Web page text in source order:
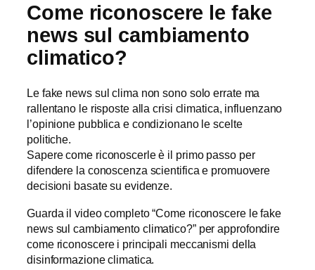
Come riconoscere le fake
news sul cambiamento
climatico?
Le fake news sul clima non sono solo errate ma
rallentano le risposte alla crisi climatica, influenzano
l’opinione pubblica e condizionano le scelte
politiche.
Sapere come riconoscerle è il primo passo per
difendere la conoscenza scientifica e promuovere
decisioni basate su evidenze.
Guarda il video completo “Come riconoscere le fake
news sul cambiamento climatico?” per approfondire
come riconoscere i principali meccanismi della
disinformazione climatica.